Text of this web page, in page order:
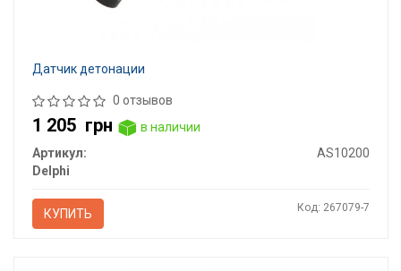
Датчик детонации
0 отзывов
1 205 грн
в наличии
Артикул:
AS10200
Delphi
КУПИТЬ Код: 267079-7